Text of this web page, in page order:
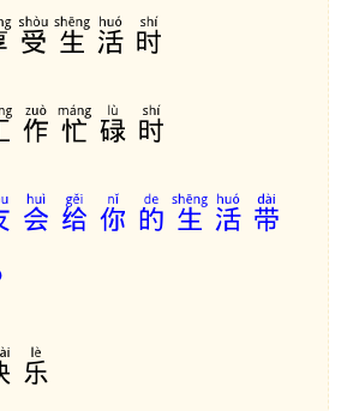
受生活时
作忙碌时
会给你的生活带
乐